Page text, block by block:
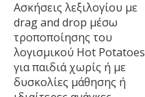
Ασκήσεις λεξιλογίου με
drag and drop μέσω
τροποποίησης του
λογισμικού Hot Potatoes
για παιδιά χωρίς ή με
δυσκολίες μάθησης ή